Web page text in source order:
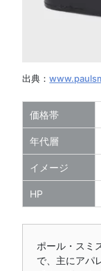
出典：
価格帯
年代層
イメージ
HP
ポール・スミ
で、主にアパ